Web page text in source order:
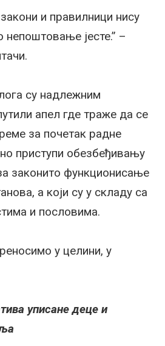
и правилници нису
јесте.” –
су надлежним
апел где траже да се
за почетак радне
приступи обезбеђивању
законито функционисање
а који су у складу са
и пословима.
у целини, у
уписане деце и